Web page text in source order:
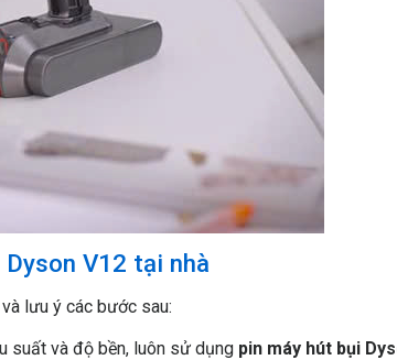
V12 tại nhà
lưu ý các bước sau:
suất và độ bền, luôn sử dụng pin máy hút bụi